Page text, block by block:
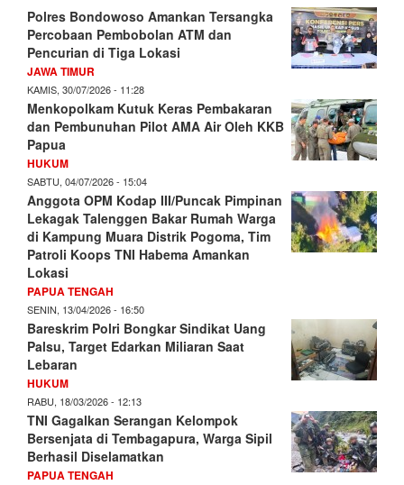
Polres Bondowoso Amankan Tersangka
Percobaan Pembobolan ATM dan
Pencurian di Tiga Lokasi
JAWA TIMUR
KAMIS, 30/07/2026 - 11:28
Menkopolkam Kutuk Keras Pembakaran
dan Pembunuhan Pilot AMA Air Oleh KKB
Papua
HUKUM
SABTU, 04/07/2026 - 15:04
Anggota OPM Kodap III/Puncak Pimpinan
Lekagak Talenggen Bakar Rumah Warga
di Kampung Muara Distrik Pogoma, Tim
Patroli Koops TNI Habema Amankan
Lokasi
PAPUA TENGAH
SENIN, 13/04/2026 - 16:50
Bareskrim Polri Bongkar Sindikat Uang
Palsu, Target Edarkan Miliaran Saat
Lebaran
HUKUM
RABU, 18/03/2026 - 12:13
TNI Gagalkan Serangan Kelompok
Bersenjata di Tembagapura, Warga Sipil
Berhasil Diselamatkan
PAPUA TENGAH